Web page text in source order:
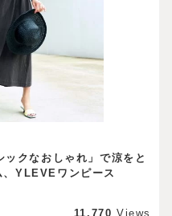
ックなおしゃれ」で涼をと
YLEVEワンピース
11,770 Views